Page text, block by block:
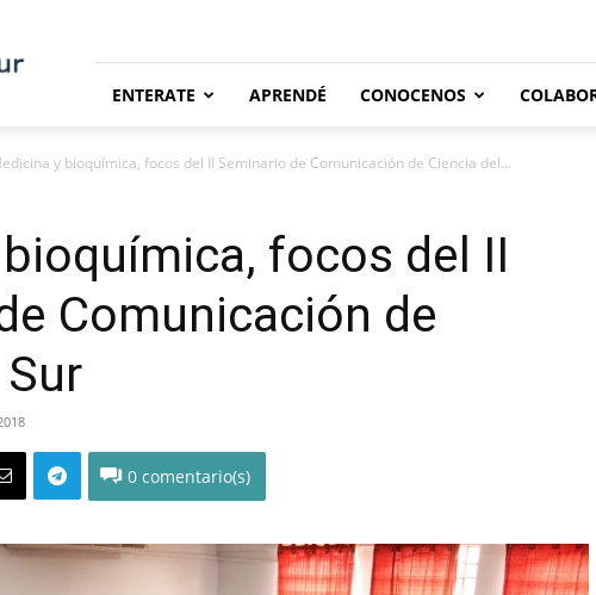
ENTERATE APRENDÉ CONOCENOS
y bioquímica, focos del II Seminario de Comunicación de Ciencia del...
focos del II
Comunicación de
0